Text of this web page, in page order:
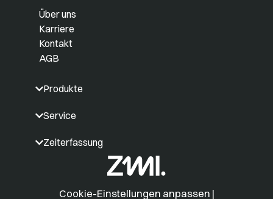
Über uns
Karriere
Kontakt
AGB
Produkte
Service
Zeiterfassung
Cookie-Einstellungen anpassen |